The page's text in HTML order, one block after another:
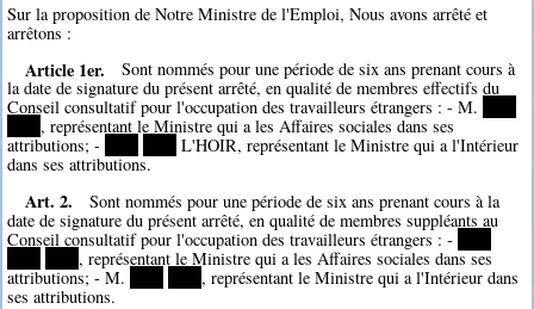
Sur la proposition de Notre Ministre de l'Emploi, Nous avons arrêté et
arrêtons :
Article 1er.
Sont nommés pour une période de six ans prenant cours à
la date de signature du présent arrêté, en qualité de membres effectifs du
Conseil consultatif pour l'occupation des travailleurs étrangers : - M.
****, représentant le Ministre qui a les Affaires sociales dans ses
attributions; -
L'HOIR, représentant le Ministre qui a l'Intérieur
dans ses attributions.
Art. 2.
Sont nommés pour une période de six ans prenant cours à la
date de signature du présent arrêté, en qualité de membres suppléants au
Conseil consultatif pour l'occupation des travailleurs étrangers : -
, représentant le Ministre qui a les Affaires sociales dans ses
attributions; - M.
, représentant le Ministre qui a l'Intérieur dans
ses attributions.